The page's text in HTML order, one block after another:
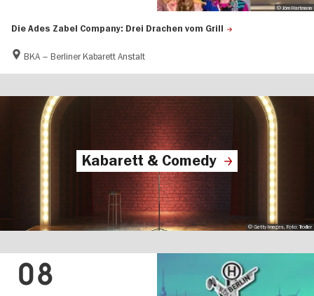
Die Ades Zabel Company: Drei Drachen vom Grill
BKA – Berliner Kabarett Anstalt
© Jörn Hartmann
Kabarett & Comedy
© Getty Images, Foto: Trodler
08